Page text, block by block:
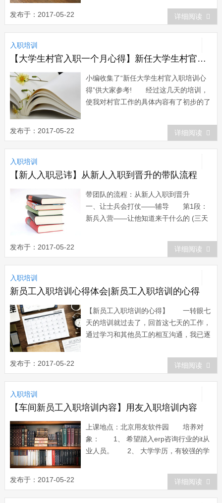
的集团公司里，生机盎然，没有炎日里一
丝的骄躁，只有炎日所带来的饱满激情，
到处可见一番繁忙景象。我很荣幸...
发布于：2017-05-22 详细阅读
入职培训
【大学生村官入职一个月心得】新任大学生村官入职培训心得体会
小编收集了“新任大学生村官入职培训心
得”供大家参考! 经过这几天的培训，
使我对村官工作的具体内容有了初步的了
道，再加上自己的一些猜想，我觉得村官
的工作会很轻松。经过了这几天的培训，
我知道了村官的工作是琐碎的，是协助村
发布于：2017-05-22 详细阅读
入职培训
【新人入职忌讳】从新人入职到晋升的带队流程
带团队的流程：从新人入职到晋升
一、让士兵会打仗——辅导 第1段：
新兵入营——让他知道来干什么的 (三天
桌子，拥有自己的地方; 2、开一个欢
迎会介绍团队里的每一人，相互认
识; 3、单独沟通：让其了解公司...
发布于：2017-05-22 详细阅读
入职培训
新员工入职培训心得体会|新员工入职培训的心得
【新员工入职培训的心得】 一转眼七
天的培训就过去了，回首这七天的工作，
通过学习和其他员工的相互沟通，我已逐
总结。 虽然我到公司的时间很短，培
训所讲的内容还没有完全掌握吸收、理
解，但通过这些，我知道公司花了大量的
人力物力进行这次的总结，这也反应了公
司的企业风...
发布于：2017-05-22 详细阅读
入职培训
【车间新员工入职培训内容】用友入职培训内容
上课地点：北京用友软件园 培养对
象： 1、 希望踏入erp咨询行业的it从
业人员。 2、 大学学历，有较强的学
3、 之前从事软件研发，希望转型做erp
顾问。 4、 在生产，财务，采购以及
预算等部门工作多年，希望从事erp咨询
发布于：2017-05-22 详细阅读